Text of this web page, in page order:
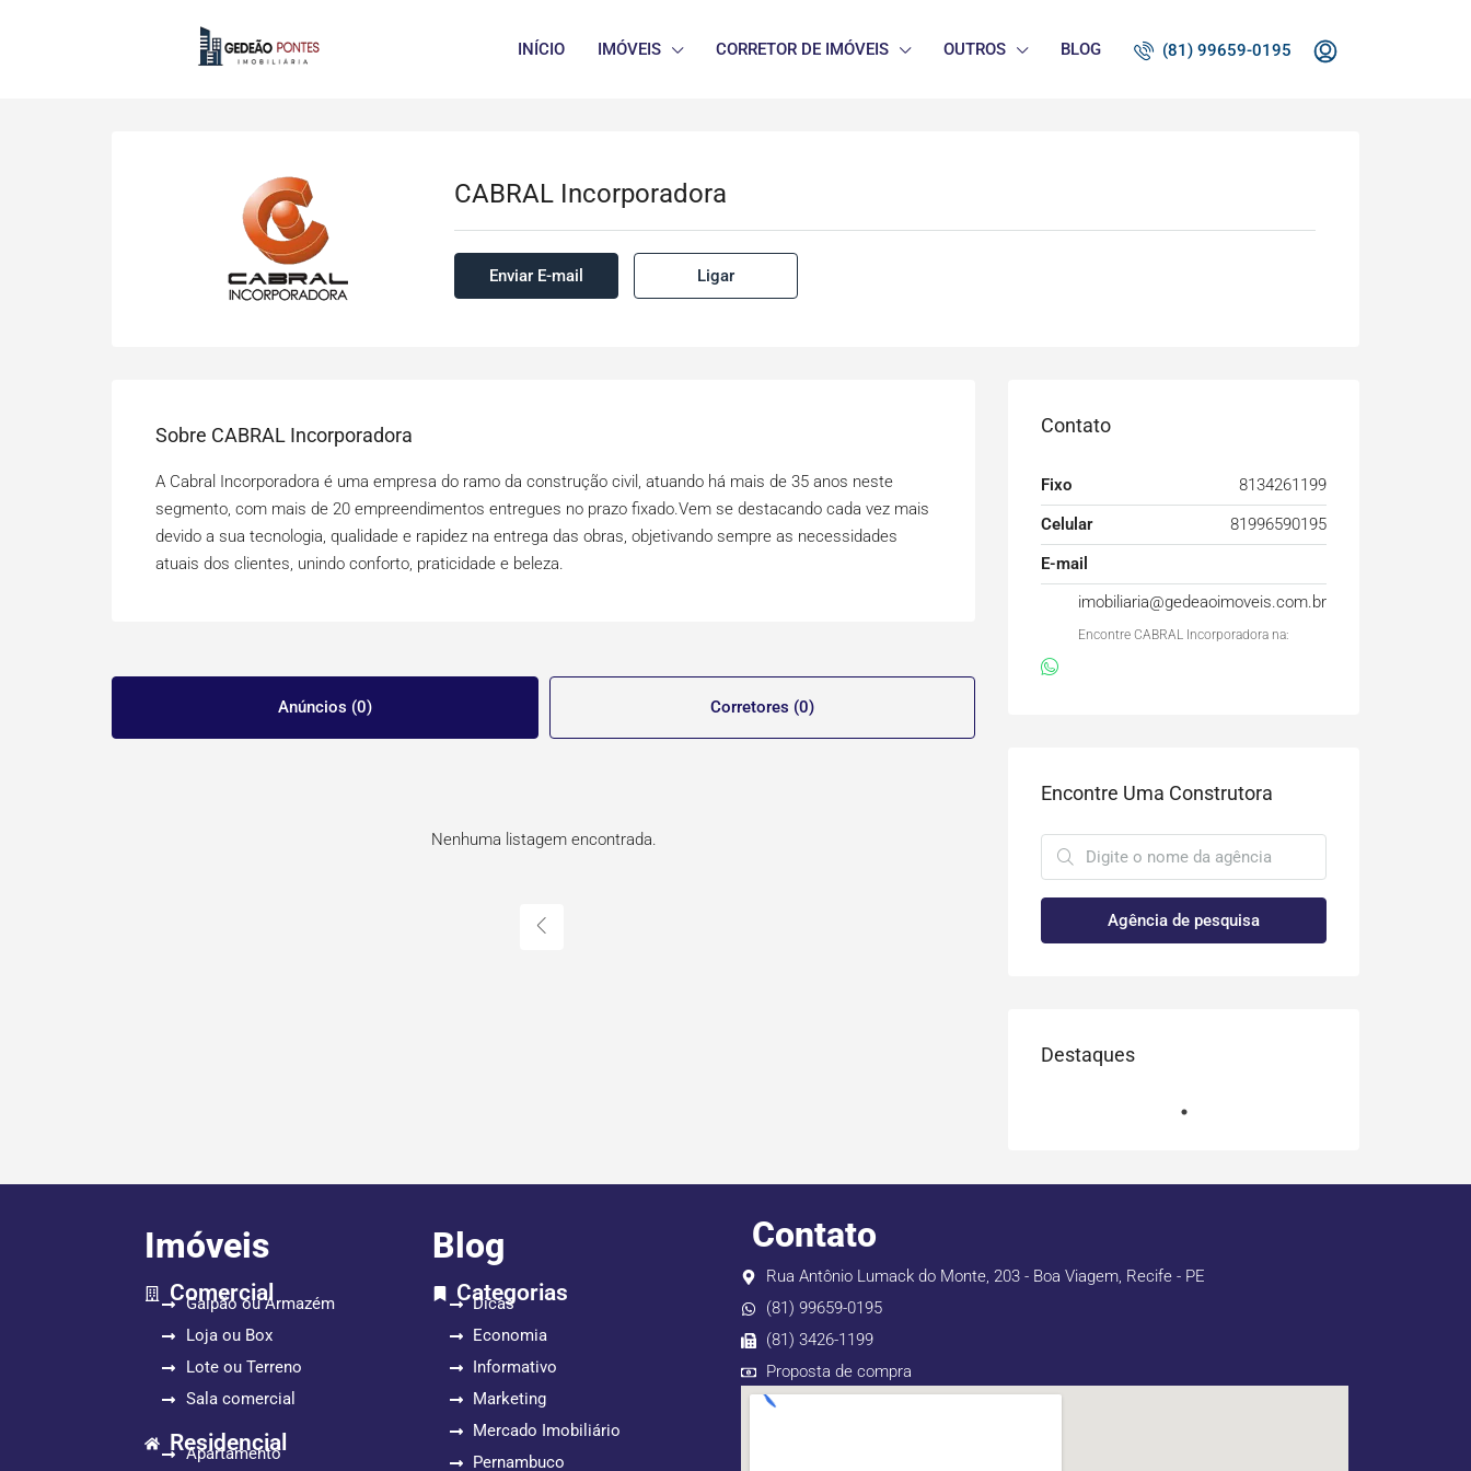
INÍCIO IMÓVEIS CORRETOR DE IMÓVEIS OUTROS BLOG (81) 99659-0195
CABRAL Incorporadora
Enviar E-mail Ligar
Sobre CABRAL Incorporadora
A Cabral Incorporadora é uma empresa do ramo da construção civil, atuando há mais de 35 anos neste
segmento, com mais de 20 empreendimentos entregues no prazo fixado.Vem se destacando cada vez mais
devido a sua tecnologia, qualidade e rapidez na entrega das obras, objetivando sempre as necessidades
atuais dos clientes, unindo conforto, praticidade e beleza.
Anúncios (0) Corretores (0)
Nenhuma listagem encontrada.
Contato
Fixo
8134261199
Celular
81996590195
E-mail
imobiliaria@gedeaoimoveis.com.br
Encontre CABRAL Incorporadora na:
Encontre Uma Construtora
Agência de pesquisa
Destaques
Imóveis
Comercial
Galpão ou Armazém
Loja ou Box
Lote ou Terreno
Sala comercial
Residencial
Apartamento
Blog
Categorias
Dicas
Economia
Informativo
Marketing
Mercado Imobiliário
Pernambuco
Contato
Rua Antônio Lumack do Monte, 203 - Boa Viagem, Recife - PE
(81) 99659-0195
(81) 3426-1199
Proposta de compra